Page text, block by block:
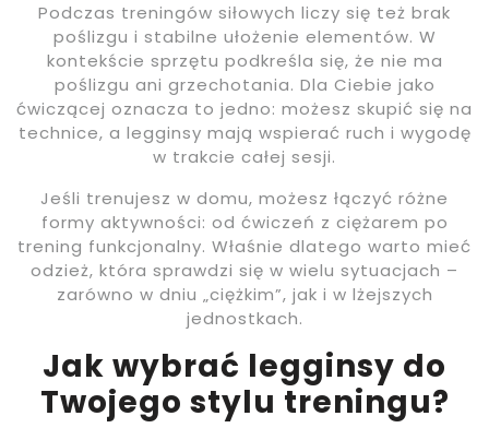
Podczas treningów siłowych liczy się też brak
poślizgu i stabilne ułożenie elementów. W
kontekście sprzętu podkreśla się, że nie ma
poślizgu ani grzechotania. Dla Ciebie jako
ćwiczącej oznacza to jedno: możesz skupić się na
technice, a legginsy mają wspierać ruch i wygodę
w trakcie całej sesji.
Jeśli trenujesz w domu, możesz łączyć różne
formy aktywności: od ćwiczeń z ciężarem po
trening funkcjonalny. Właśnie dlatego warto mieć
odzież, która sprawdzi się w wielu sytuacjach –
zarówno w dniu „ciężkim”, jak i w lżejszych
jednostkach.
Jak wybrać legginsy do
Twojego stylu treningu?